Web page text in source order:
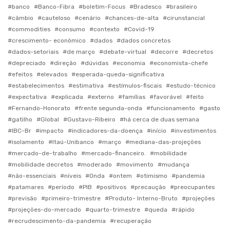
banco
Banco-Fibra boletim-Focus Bradesco
brasileiro
câmbio
cauteloso cenário chances-de-alta
cirunstancial
commodities
consumo contexto
Covid-19
crescimento- econômico
dados
dados concretos
dados-setoriais
de março debate-virtual decorre
decretos
depreciado
direção dúvidas economia
economista-chefe
efeitos
elevados
esperada-queda-significativa
estabelecimentos
estimativa estímulos-fiscais
estudo-técnico
expectativa
explicada externo famílias favorável
feito
Fernando-Honorato
frente segunda-onda funcionamento
gasto
gatilho
Global Gustavo-Ribeiro
há cerca de duas semana
IBC-Br
impacto indicadores-da-doença início
investimentos
isolamento
Itaú-Unibanco março
mediana-das-projeções
mercado-de-trabalho
mercado-financeiro.
mobilidade
mobilidade decretos
moderado movimento
mudança
não-essenciais
níveis Onda ontem otimismo
pandemia
patamares
período PIB positivos precaução
preocupantes
previsão
primeiro-trimestre Produto- Interno-Bruto
projeções
projeções-do-mercado
quarto-trimestre queda
rápido
recrudescimento-da-pandemia
recuperação